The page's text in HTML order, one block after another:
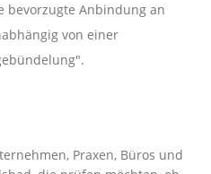
bevorzugte Anbindung an
von einer
Praxen, Büros und